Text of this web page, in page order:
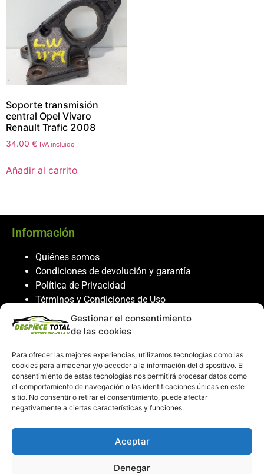
Gestionar el consentimiento
de las cookies
Para ofrecer las mejores experiencias, utilizamos tecnologías como las
cookies para almacenar y/o acceder a la información del dispositivo. El
consentimiento de estas tecnologías nos permitirá procesar datos como
el comportamiento de navegación o las identificaciones únicas en este
sitio. No consentir o retirar el consentimiento, puede afectar
negativamente a ciertas características y funciones.
Aceptar
Denegar
Soporte transmisión
central Opel Vivaro
Renault Trafic 2008
34.00 € IVA incluido
Añadir al carrito
Información
Quiénes somos
Condiciones de devolución y garantía
Política de Privacidad
Términos y Condiciones de Uso
Política de Cookies
Servicio al cliente
Contacto
986 243 432
608 867 074
recambiosdespiecetotal@gmail.com
Mi cuenta
Mi Cuenta